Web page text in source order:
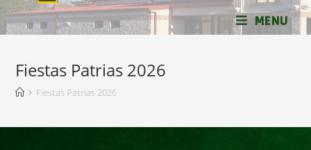
MENU
Fiestas Patrias 2026
Fiestas Patrias 2026